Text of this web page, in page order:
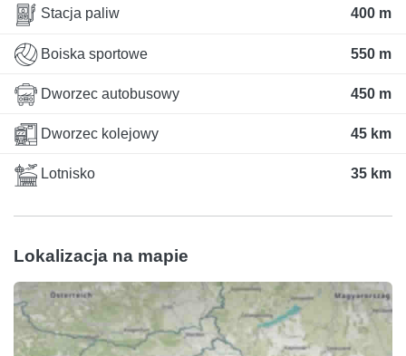
Stacja paliw 400 m
Boiska sportowe 550 m
Dworzec autobusowy 450 m
Dworzec kolejowy 45 km
Lotnisko 35 km
Lokalizacja na mapie